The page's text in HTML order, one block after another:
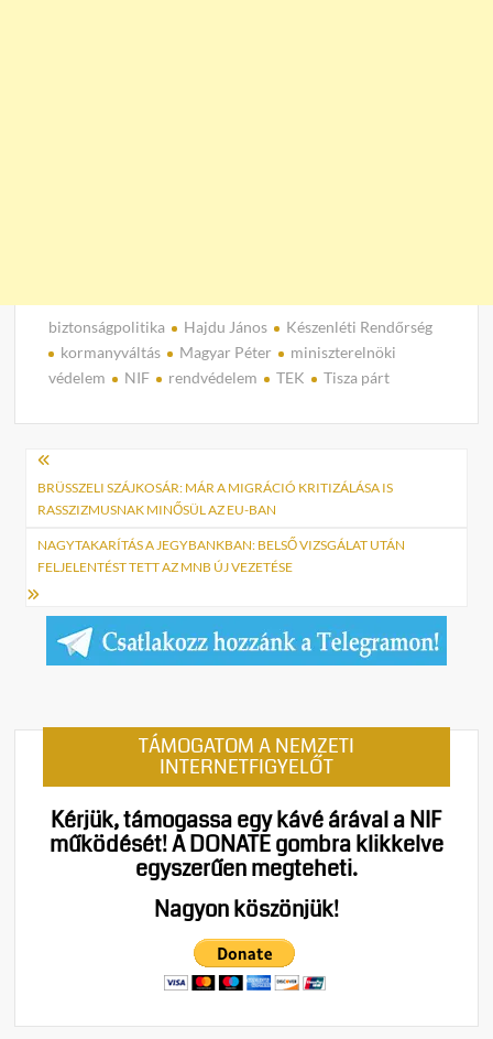
biztonságpolitika Hajdu János
Készenléti Rendőrség
kormanyváltás
Magyar Péter
miniszterelnöki
védelem
NIF rendvédelem TEK Tisza párt
Bejegyzés
navigáció
BRÜSSZELI SZÁJKOSÁR: MÁR A MIGRÁCIÓ KRITIZÁLÁSA IS
RASSZIZMUSNAK MINŐSÜL AZ EU-BAN
NAGYTAKARÍTÁS A JEGYBANKBAN: BELSŐ VIZSGÁLAT UTÁN
FELJELENTÉST TETT AZ MNB ÚJ VEZETÉSE
TÁMOGATOM A NEMZETI
INTERNETFIGYELŐT
Kérjük, támogassa egy kávé árával a NIF
működését!A DONATE gombra klikkelve
egyszerűen megteheti.
Nagyon köszönjük!